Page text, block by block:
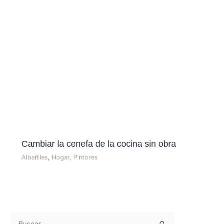
Cambiar la cenefa de la cocina sin obra
Albañiles, Hogar, Pintores